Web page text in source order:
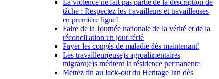
La violence ne fait pas partie de la description de
tâche : Respectez les travailleurs et travailleuses
en première ligne!
Faire de la Journée nationale de la vérité et de la
réconciliation un jour férié
Payer les congés de maladie dès maintenant!
Les travailleur(euse)s agroalimentaires
migrant(e)s méritent la résidence permanente
Mettez fin au lock-out du Heritage Inn dès